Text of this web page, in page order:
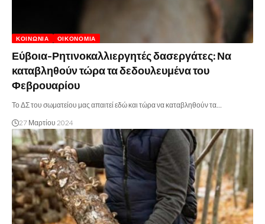
ΚΟΙΝΩΝΊΑ ΟΙΚΟΝΟΜΊΑ
Εύβοια-Ρητινοκαλλιεργητές δασεργάτες: Να
καταβληθούν τώρα τα δεδουλευμένα του
Φεβρουαρίου
Το ΔΣ του σωματείου μας απαιτεί εδώ και τώρα να καταβληθούν τα…
27 Μαρτίου 2024